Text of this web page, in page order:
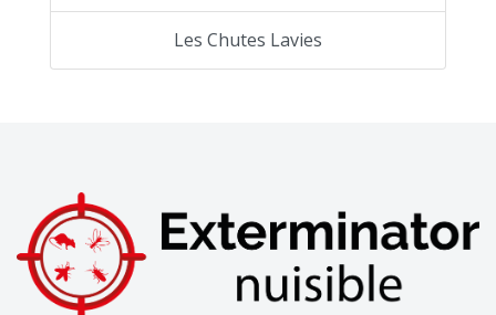
Les Chutes Lavies